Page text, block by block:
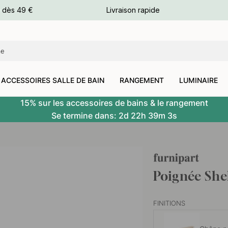
dès 49 € Livraison rapide
ACCESSOIRES SALLE DE BAIN RANGEMENT LUMINAIRE
15% sur les accessoires de bains & le rangement
Se termine dans: 2d 22h 39m 2s
Poignée
FINITIONS